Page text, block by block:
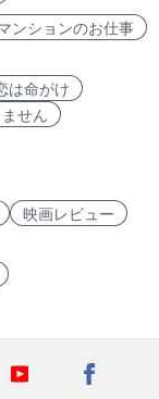
ンションのお仕事
は命がけ
せん
映画レビュー